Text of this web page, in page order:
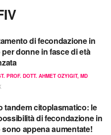
di fecondazione in
donne in fasce di età
PROF. DOTT. AHMET OZYIGIT, MD
tandem citoplasmatico: le
di fecondazione in
appena aumentate!